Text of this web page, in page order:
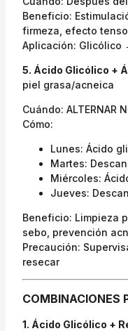
Beneficio:
firmeza, efecto
Aplicación:
5. Ácido Glicólico +
piel grasa/acneica
Cuándo: ALTERNAR
Cómo:
Lunes: Ácido
Martes:
Miércoles:
Jueves:
Beneficio: Limpieza
sebo, prevención
Precaución:
resecar
COMBINACIONES
1. Ácido Glicólico +